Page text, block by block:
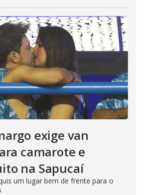
exige van
camarote e
na Sapucaí
um lugar bem de frente para o